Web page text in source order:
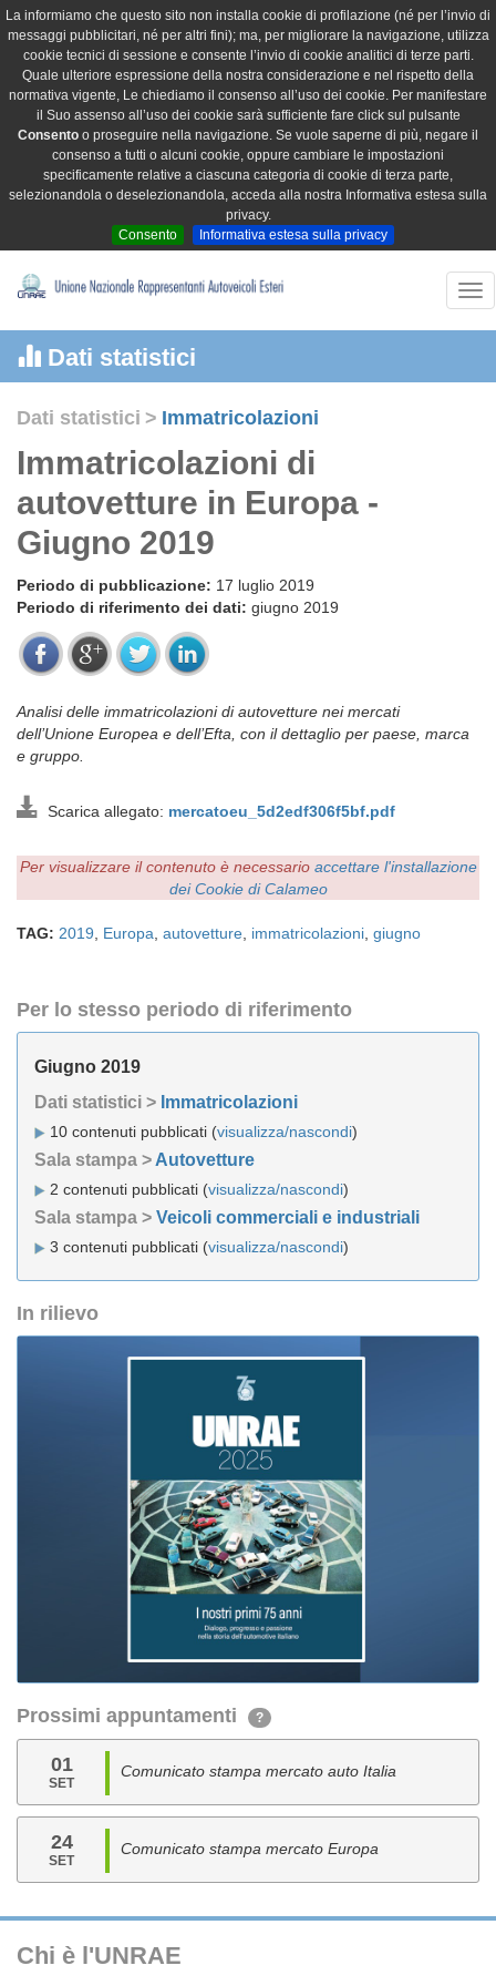
La informiamo che questo sito non installa cookie di profilazione (né per l’invio di
messaggi pubblicitari, né per altri fini); ma, per migliorare la navigazione, utilizza
cookie tecnici di sessione e consente l’invio di cookie analitici di terze parti.
Quale ulteriore espressione della nostra considerazione e nel rispetto della
normativa vigente, Le chiediamo il consenso all’uso dei cookie. Per manifestare
il Suo assenso all’uso dei cookie sarà sufficiente fare click sul pulsante
Consento o proseguire nella navigazione. Se vuole saperne di più, negare il
consenso a tutti o alcuni cookie, oppure cambiare le impostazioni
specificamente relative a ciascuna categoria di cookie di terza parte,
selezionandola o deselezionandola, acceda alla nostra Informativa estesa sulla
privacy.
Consento
Informativa estesa sulla privacy
Dati statistici
Dati statistici > Immatricolazioni
Immatricolazioni di
autovetture in Europa -
Giugno 2019
Periodo di pubblicazione: 17 luglio 2019
Periodo di riferimento dei dati: giugno 2019
Analisi delle immatricolazioni di autovetture nei mercati
dell’Unione Europea e dell’Efta, con il dettaglio per paese, marca
e gruppo.
Scarica allegato: mercatoeu_5d2edf306f5bf.pdf
Per visualizzare il contenuto è necessario accettare l'installazione
dei Cookie di Calameo
TAG: 2019 Europa autovetture immatricolazioni giugno
Per lo stesso periodo di riferimento
Giugno 2019
Dati statistici > Immatricolazioni
10 contenuti pubblicati (visualizza/nascondi)
Sala stampa > Autovetture
2 contenuti pubblicati (visualizza/nascondi)
Sala stampa > Veicoli commerciali e industriali
3 contenuti pubblicati (visualizza/nascondi)
In rilievo
Prossimi appuntamenti ?
01
SET
Comunicato stampa mercato auto Italia
24
SET
Comunicato stampa mercato Europa
Chi è l'UNRAE